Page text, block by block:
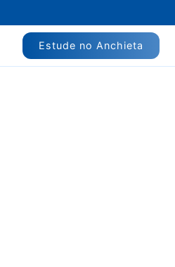
Estude no Anchieta